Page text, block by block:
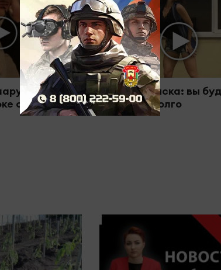
секунд, но
от
Ролик из Омска: вы
смеяться долго